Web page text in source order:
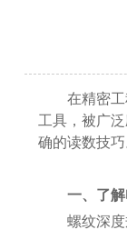
在精密工程
工具，被广
确的读数技
一、了
螺纹深度规